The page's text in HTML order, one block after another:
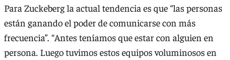
Para Zuckeberg la actual tendencia es que “las personas
están ganando el poder de comunicarse con más
frecuencia”. “Antes teníamos que estar con alguien en
persona. Luego tuvimos estos equipos voluminosos en